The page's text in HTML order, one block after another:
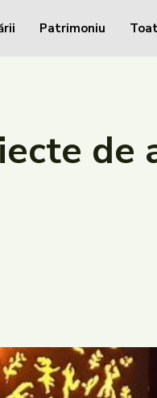
Patrimoniu
de